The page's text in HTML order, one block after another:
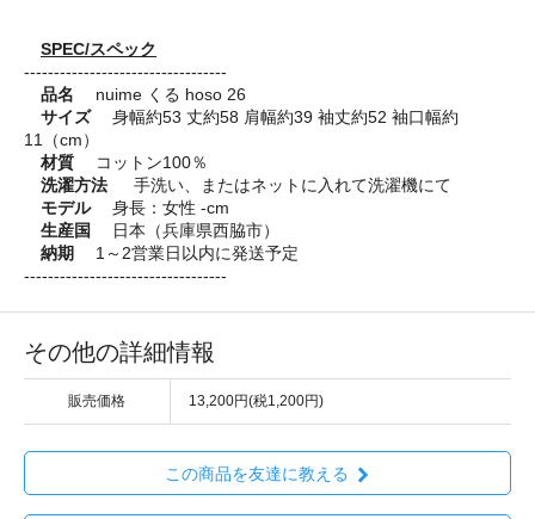
SPEC/スペック
----------------------------------
品名
nuime くる hoso 26
サイズ身幅約53 丈約58 肩幅約39 袖丈約52 袖口幅約
11（cm）
材質 コットン100％
洗濯方法 手洗い、またはネットに入れて洗濯機にて
モデル身長：女性 -cm
生産国 日本（兵庫県西脇市）
納期 1～2営業日以内に発送予定
----------------------------------
その他の詳細情報
販売価格 13,200円(税1,200円)
この商品を友達に教える